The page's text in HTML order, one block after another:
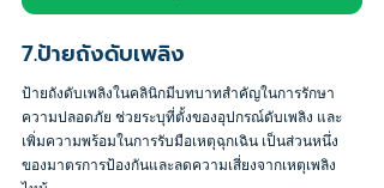
7.ป้ายถังดับเพลิง
ป้ายถังดับเพลิงในคลินิกมีบทบาทสำคัญในการรักษา
ความปลอดภัย ช่วยระบุที่ตั้งของอุปกรณ์ดับเพลิง และ
เพิ่มความพร้อมในการรับมือเหตุฉุกเฉิน เป็นส่วนหนึ่ง
ของมาตรการป้องกันและลดความเสี่ยงจากเหตุเพลิง